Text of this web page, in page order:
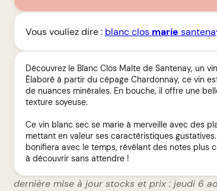
Vous vouliez dire : blanc clos marie
Découvrez le Blanc Clos Malte de Santenay, un
Élaboré à partir du cépage Chardonnay, ce vin
de nuances minérales. En bouche, il offre une
texture soyeuse.
Ce vin blanc sec se marie à merveille avec des
mettant en valeur ses caractéristiques
bonifiera avec le temps, révélant des notes plus
à découvrir sans attendre !
dernière mise à jour stocks et prix : jeudi 6